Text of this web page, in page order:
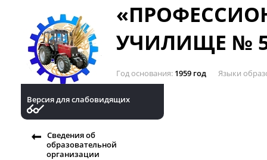
УЧИЛИЩЕ №
Год основания 1959 год Языки
Версия для слабовидящих
Сведения об
образовательной
организации